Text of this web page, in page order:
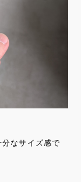
なサイズ感で